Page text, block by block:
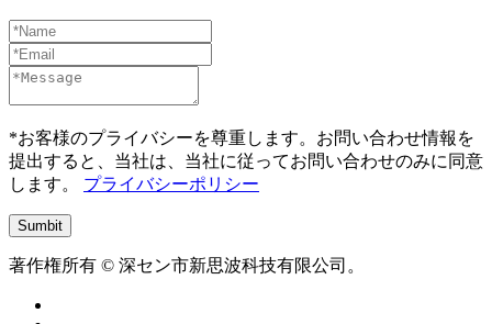
*お客様のプライバシーを尊重します。お問い合わせ情報を
提出すると、当社は、当社に従ってお問い合わせのみに同意
します。 プライバシーポリシー
著作権所有 © 深セン市新思波科技有限公司。